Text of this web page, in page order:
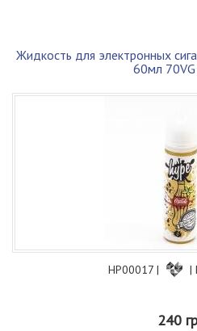
Жидкость для электронных
60мл
HP00017 | |
240